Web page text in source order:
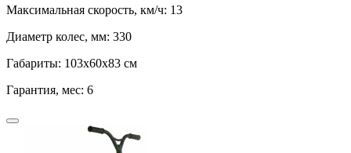
Максимальная скорость, км/ч: 13
Диаметр колес, мм: 330
Габариты: 103х60х83 см
Гарантия, мес: 6